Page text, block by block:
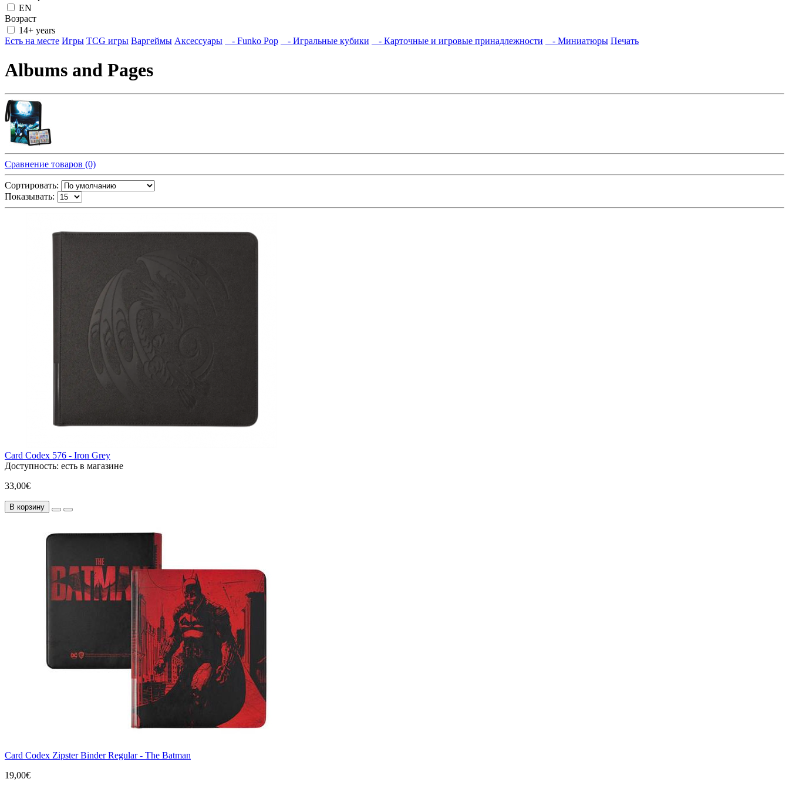
EN
Возраст
14+ years
Есть на месте Игры TCG игры Варгеймы Аксессуары - Funko Pop - Игральные кубики - Карточные и игровые принадлежности - Миниатюры Печать
Albums and Pages
Сравнение товаров (0)
Сортировать:
Показывать:
Card Codex 576 - Iron Grey
Доступность: есть в магазине
33,00€
В корзину
Card Codex Zipster Binder Regular - The Batman
19,00€